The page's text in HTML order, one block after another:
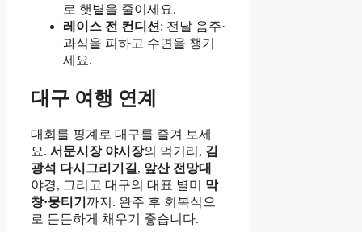
로 햇볕을 줄이세요.
레이스 전 컨디션 : 전날 음주·
과식을 피하고 수면을 챙기
세요.
대구 여행 연계
대회를 핑계로 대구를 즐겨 보세
요. 서문시장 야시장의 먹거리, 김
광석 다시그리기길, 앞산 전망대
야경, 그리고 대구의 대표 별미 막
창·뭉티기 까지. 완주 후 회복식으
로 든든하게 채우기 좋습니다.